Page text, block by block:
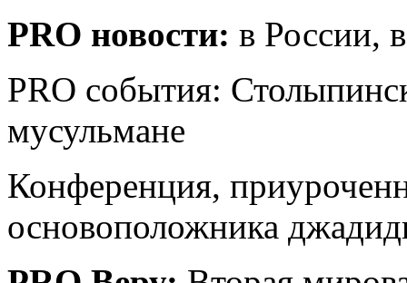
PRO новости: в России,
PRO события:
мусульмане
Конференция,
основоположника